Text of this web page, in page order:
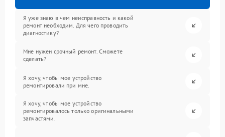
Я уже знаю в чем неисправность и какой
ремонт необходим. Для чего проводить
диагностику?
Мне нужен срочный ремонт. Сможете
сделать?
Я хочу, чтобы мое устройство
ремонтировали при мне.
Я хочу, чтобы мое устройство
ремонтировалось только оригинальными
запчастями.